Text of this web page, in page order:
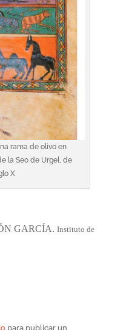
rama de olivo en
la Seo de Urgel, de
X
GARCÍA. Instituto de
para publicar un